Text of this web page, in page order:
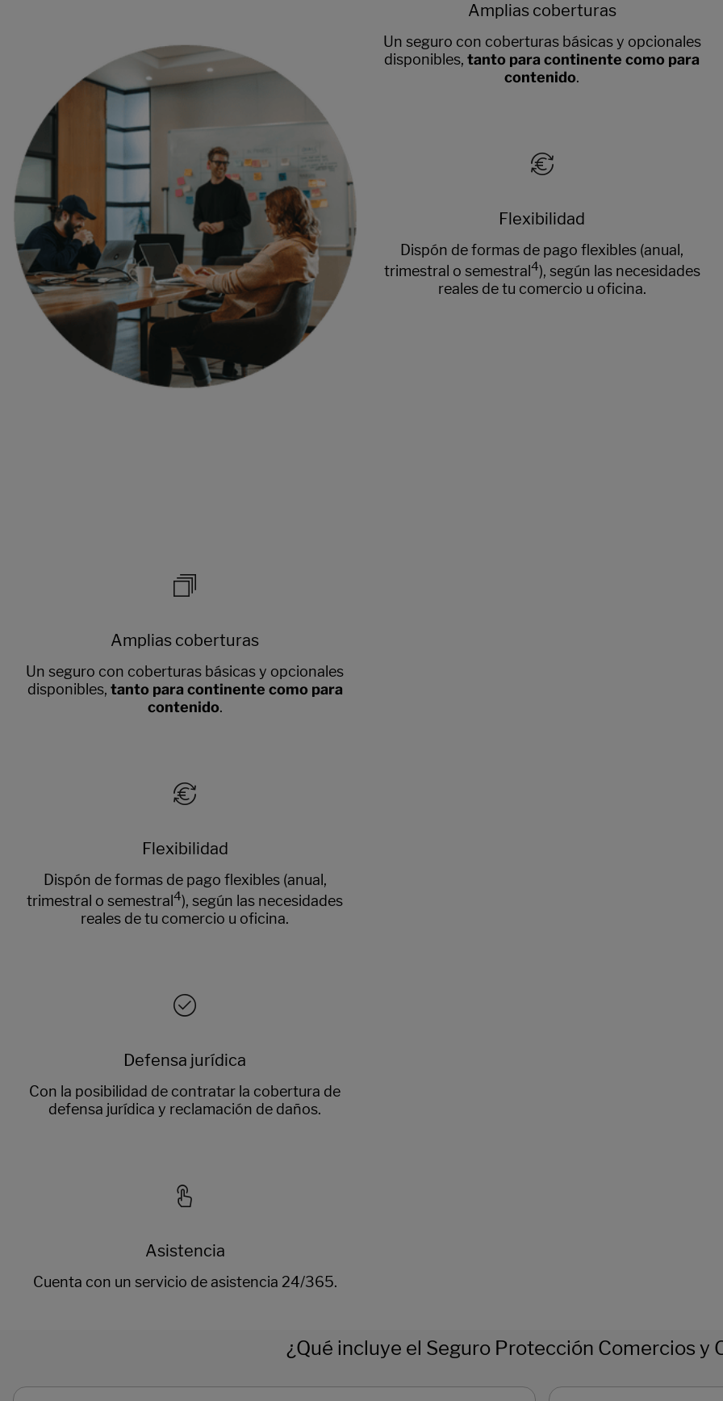
Amplias coberturas
Un seguro con coberturas básicas y opcionales
disponibles,tanto para continente como para
contenido.
Flexibilidad
Dispón de formas de pago flexibles (anual,
trimestral o semestral 4), según las necesidades
reales de tu comercio u oficina.
Amplias coberturas
Un seguro con coberturas básicas y opcionales
disponibles, tanto para continente como para
contenido.
Flexibilidad
Dispón de formas de pago flexibles (anual,
trimestral o semestral4), según las necesidades
reales de tu comercio u oficina.
Defensa jurídica
Con la posibilidad de contratar la cobertura de
defensa jurídica y reclamación de daños.
Asistencia
Cuenta con un servicio de asistencia 24/365.
¿Qué incluye el Seguro Protección Comercios y